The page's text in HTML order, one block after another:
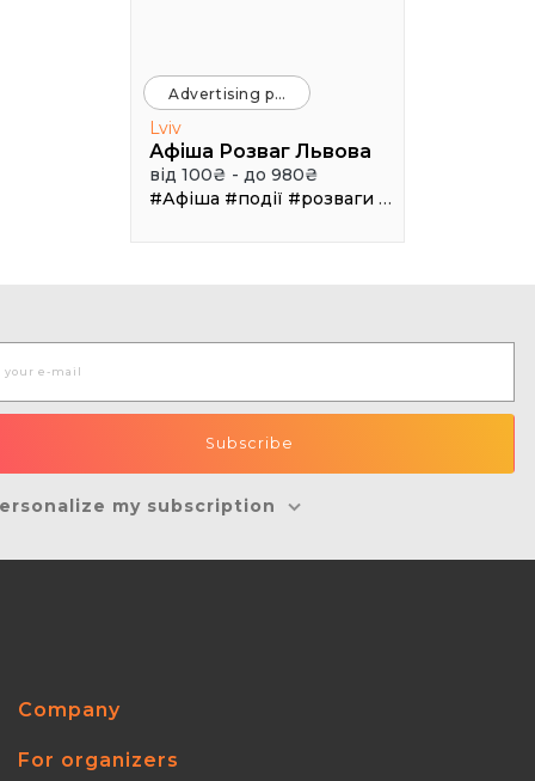
Advertising platforms
Lviv
Афіша Розваг Львова
від 100₴ - до 980₴
#Афіша #події #розваги #клуби
my subscription
Company
For organizers